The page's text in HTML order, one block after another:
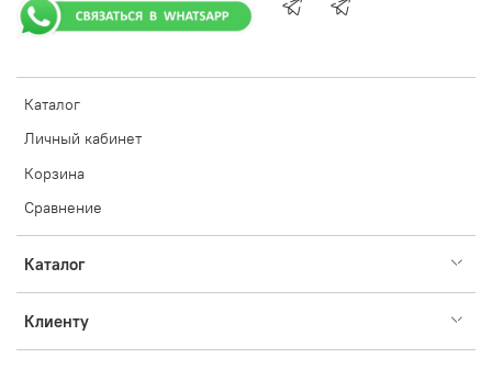
Каталог
Личный кабинет
Корзина
Сравнение
Каталог
Клиенту